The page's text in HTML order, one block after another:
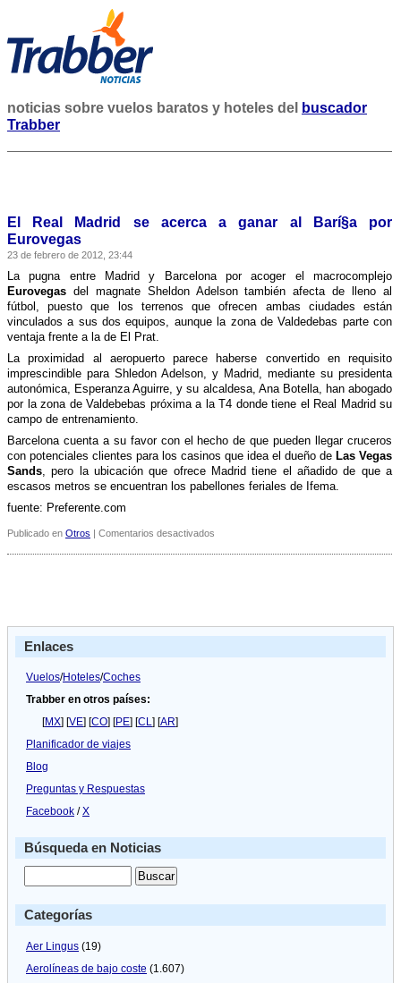
noticias sobre vuelos baratos y hoteles del
buscador
Trabber
El Real Madrid se acerca a ganar al Barí§a por
Eurovegas
23 de febrero de 2012, 23:44
La pugna entre Madrid y Barcelona por acoger el macrocomplejo
Eurovegas del magnate Sheldon Adelson también afecta de lleno al
fútbol, puesto que los terrenos que ofrecen ambas ciudades están
vinculados a sus dos equipos, aunque la zona de Valdedebas parte con
ventaja frente a la de El Prat.
La proximidad al aeropuerto parece haberse convertido en requisito
imprescindible para Shledon Adelson, y Madrid, mediante su presidenta
autonómica, Esperanza Aguirre, y su alcaldesa, Ana Botella, han abogado
por la zona de Valdebebas próxima a la T4 donde tiene el Real Madrid su
campo de entrenamiento.
Barcelona cuenta a su favor con el hecho de que pueden llegar cruceros
con potenciales clientes para los casinos que idea el dueño de Las Vegas
Sands, pero la ubicación que ofrece Madrid tiene el añadido de que a
escasos metros se encuentran los pabellones feriales de Ifema.
fuente: Preferente.com
Publicado en Otros | Comentarios desactivados
Barí§a
Enlaces
Vuelos/Hoteles/Coches
Trabber en otros países:
[MX] [VE] [CO] [PE] [CL] [AR]
Planificador de viajes
Blog
Preguntas y Respuestas
Facebook /X
Búsqueda en Noticias
Categorías
Aer Lingus (19)
Aerolíneas de bajo coste (1.607)